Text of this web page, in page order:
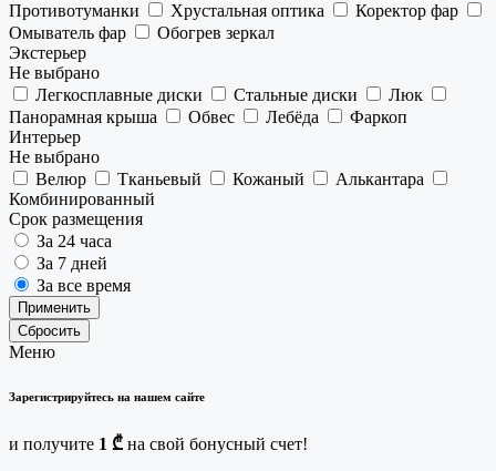
Противотуманки
Хрустальная оптика
Коректор фар
Омыватель фар
Обогрев зеркал
Экстерьер
Не выбрано
Легкосплавные диски
Стальные диски
Люк
Панорамная крыша
Обвес Лебёда
Фаркоп
Интерьер
Не выбрано
Велюр
Тканьевый Кожаный
Алькантара
Комбинированный
Срок размещения
За 24 часа
За 7 дней
За все время
Применить
Сбросить
Меню
Зарегистрируйтесь на нашем сайте
и получите 1 ₾ на свой бонусный счет!